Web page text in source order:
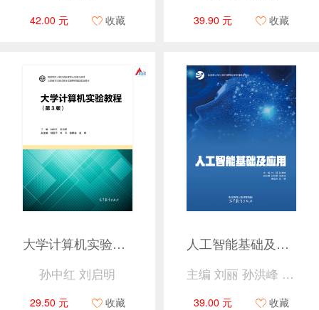
42.00 元 收藏 39.90 元 收藏
大学计算机实验教程（第3版）
孙中红 刘启明
29.50 元 收藏
人工智能基础及应用
主编 刘丽 孙洪峰 副主编 赵陈粟 张美佳 胡宝芳 刘倩
39.00 元 收藏